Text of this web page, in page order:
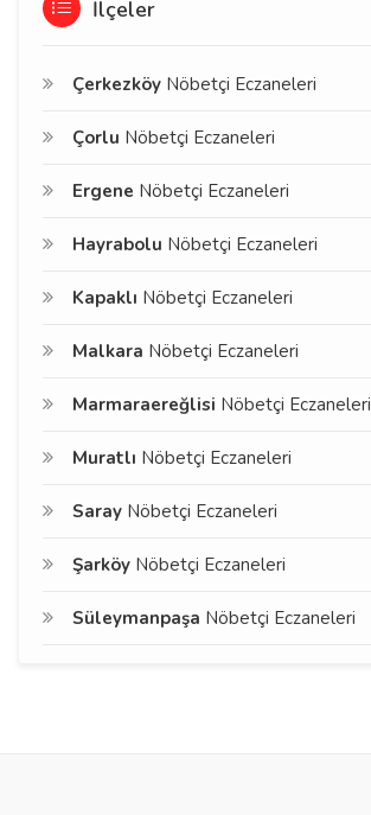
İlçeler
Çerkezköy Nöbetçi Eczaneleri
Çorlu Nöbetçi Eczaneleri
Ergene Nöbetçi Eczaneleri
Hayrabolu Nöbetçi Eczaneleri
Kapaklı Nöbetçi Eczaneleri
Malkara Nöbetçi Eczaneleri
Marmaraereğlisi Nöbetçi Eczaneleri
Muratlı Nöbetçi Eczaneleri
Saray Nöbetçi Eczaneleri
Şarköy Nöbetçi Eczaneleri
Süleymanpaşa Nöbetçi Eczaneleri